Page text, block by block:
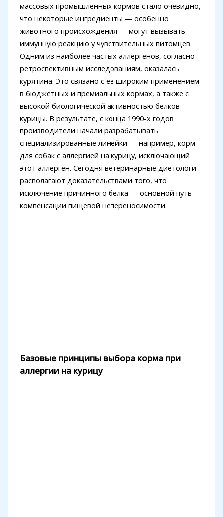
массовых промышленных кормов стало очевидно,
что некоторые ингредиенты — особенно
животного происхождения — могут вызывать
иммунную реакцию у чувствительных питомцев.
Одним из наиболее частых аллергенов, согласно
ретроспективным исследованиям, оказалась
курятина. Это связано с её широким применением
в бюджетных и премиальных кормах, а также с
высокой биологической активностью белков
курицы. В результате, с конца 1990-х годов
производители начали разрабатывать
специализированные линейки — например, корм
для собак с аллергией на курицу, исключающий
этот аллерген. Сегодня ветеринарные диетологи
располагают доказательствами того, что
исключение причинного белка — основной путь
компенсации пищевой непереносимости.
Базовые принципы выбора корма при
аллергии на курицу